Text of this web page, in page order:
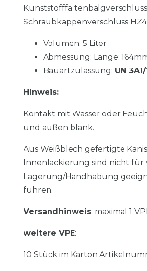
Schraubkappenverschluss
Volumen: 5 Liter
Abmessung: Länge:
Bauartzulassung: UN
Hinweis:
Kontakt mit Wasser oder
und außen blank.
Aus Weißblech gefertigte
Innenlackierung sind nicht
Lagerung/Handhabung
führen.
Versandhinweis: maximal 1
weitere VPE:
10 Stück im Karton